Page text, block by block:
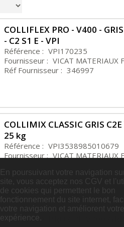
En poursuivant votre navigation
site, vous acceptez nos CGV et
de cookies qui permettent le bon
fonctionnement du site internet,
votre navigation et améliorent votre
expérience.
COLLIFLEX PRO - V400 -
- C2 S1 E - VPI
Référence : VPI170235
Fournisseur : VICAT MATERIAUX
Réf Fournisseur : 346997
COLLIMIX CLASSIC GRIS
25 kg
Référence : VPI3538985010679
Fournisseur : VICAT MATERIAUX
COLLIMIX PRO C2E V300